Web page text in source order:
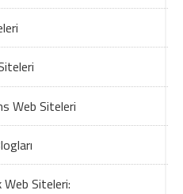
Web Siteleri
Web Siteleri: